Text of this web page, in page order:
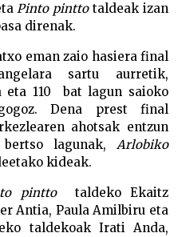
Pinto pinttotaldeak izan
direnak.
eman zaio hasiera final
sartu aurretik,
eta 110 bat lagun saioko
Dena prest final
ahotsak entzun
lagunak, Arlobiko
kideak.
pintto taldeko Ekaitz
Antia, Paula Amilbiru eta
taldekoak Irati Anda,